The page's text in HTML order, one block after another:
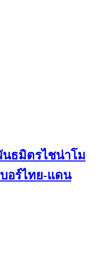
ธมิตรไชน่าโม
บอร์ไทย-แดน